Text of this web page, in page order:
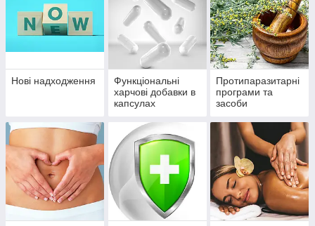
Нові надходження
Функціональні
харчові добавки в
капсулах
Протипаразитарні
програми та
засоби